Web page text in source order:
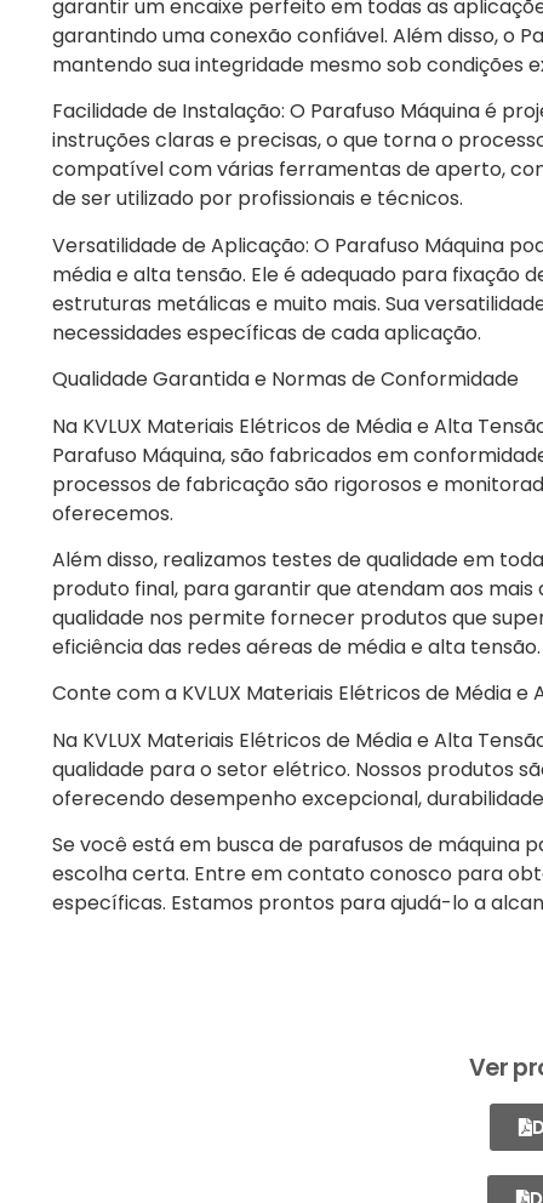
garantir um encaixe perfeito em todas as
garantindo uma conexão confiável. Além disso, o
mantendo sua integridade mesmo sob condições
Facilidade de Instalação: O Parafuso Máquina é
instruções claras e precisas, o que torna o
compatível com várias ferramentas de aperto,
de ser utilizado por profissionais e técnicos.
Versatilidade de Aplicação: O Parafuso Máquina
média e alta tensão. Ele é adequado para fixação
estruturas metálicas e muito mais. Sua
necessidades específicas de cada aplicação.
Qualidade Garantida e Normas de Conformidade
Na KVLUX Materiais Elétricos de Média e Alta
Parafuso Máquina, são fabricados em
processos de fabricação são rigorosos e
oferecemos.
Além disso, realizamos testes de qualidade em
produto final, para garantir que atendam aos
qualidade nos permite fornecer produtos que
eficiência das redes aéreas de média e alta tensão.
Conte com a KVLUX Materiais Elétricos de Média e
Na KVLUX Materiais Elétricos de Média e Alta
qualidade para o setor elétrico. Nossos produtos
oferecendo desempenho excepcional,
Se você está em busca de parafusos de máquina
escolha certa. Entre em contato conosco para
específicas. Estamos prontos para ajudá-lo a
Ver